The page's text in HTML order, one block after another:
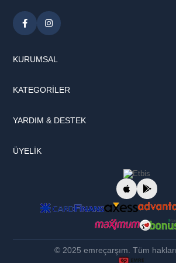
KURUMSAL
KATEGORİLER
YARDIM & DESTEK
ÜYELİK
© 2025 emreçarşım. Tüm hakları